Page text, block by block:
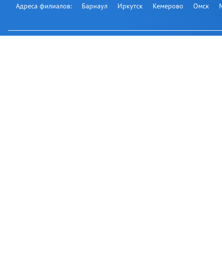
Адреса филиалов: Барнаул Иркутск Кемерово Омск